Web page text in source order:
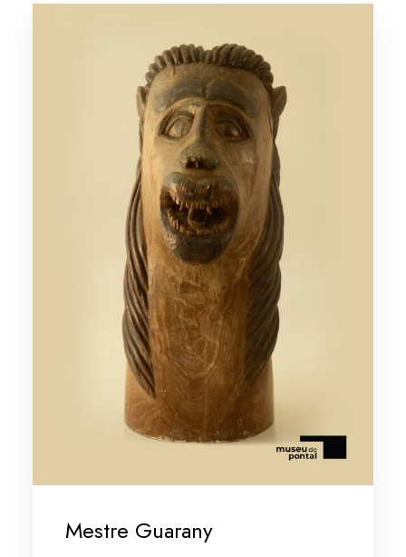
Mestre Guarany